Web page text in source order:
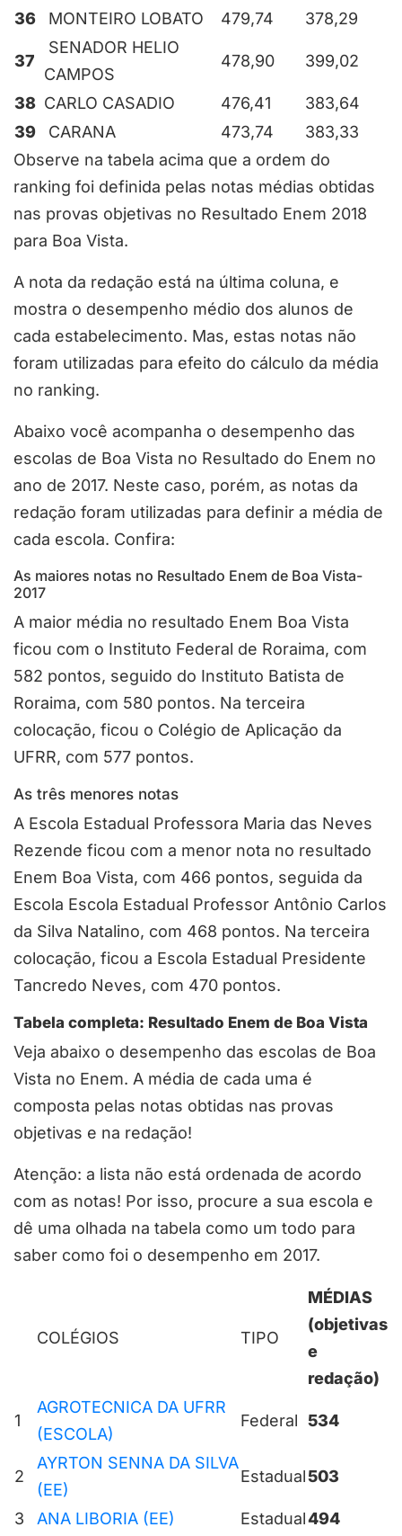
36 MONTEIRO LOBATO 479,74 378,29
37
SENADOR HELIO
CAMPOS
478,90 399,02
38 CARLO CASADIO 476,41
383,64
39
CARANA 473,74
383,33
Observe na tabela acima que a ordem do
ranking foi definida pelas notas médias obtidas
nas provas objetivas no Resultado Enem 2018
para Boa Vista.
A nota da redação está na última coluna, e
mostra o desempenho médio dos alunos de
cada estabelecimento. Mas, estas notas não
foram utilizadas para efeito do cálculo da média
no ranking.
Abaixo você acompanha o desempenho das
escolas de Boa Vista no Resultado do Enem no
ano de 2017. Neste caso, porém, as notas da
redação foram utilizadas para definir a média de
cada escola. Confira:
As maiores notas no Resultado Enem de Boa Vista-
2017
A maior média no resultado Enem Boa Vista
ficou com o Instituto Federal de Roraima, com
582 pontos, seguido do Instituto Batista de
Roraima, com 580 pontos. Na terceira
colocação, ficou o Colégio de Aplicação da
UFRR, com 577 pontos.
As três menores notas
A Escola Estadual Professora Maria das Neves
Rezende ficou com a menor nota no resultado
Enem Boa Vista, com 466 pontos, seguida da
Escola Escola Estadual Professor Antônio Carlos
da Silva Natalino, com 468 pontos. Na terceira
colocação, ficou a Escola Estadual Presidente
Tancredo Neves, com 470 pontos.
Tabela completa: Resultado Enem de Boa Vista
Veja abaixo o desempenho das escolas de Boa
Vista no Enem. A média de cada uma é
composta pelas notas obtidas nas provas
objetivas e na redação!
Atenção: a lista não está ordenada de acordo
com as notas! Por isso, procure a sua escola e
dê uma olhada na tabela como um todo para
saber como foi o desempenho em 2017.
COLÉGIOS TIPO
MÉDIAS
(objetivas
e
redação)
1
AGROTECNICA DA UFRR
(ESCOLA)
Federal 534
2
AYRTON SENNA DA SILVA
(EE)
Estadual503
3 ANA LIBORIA (EE) Estadual494